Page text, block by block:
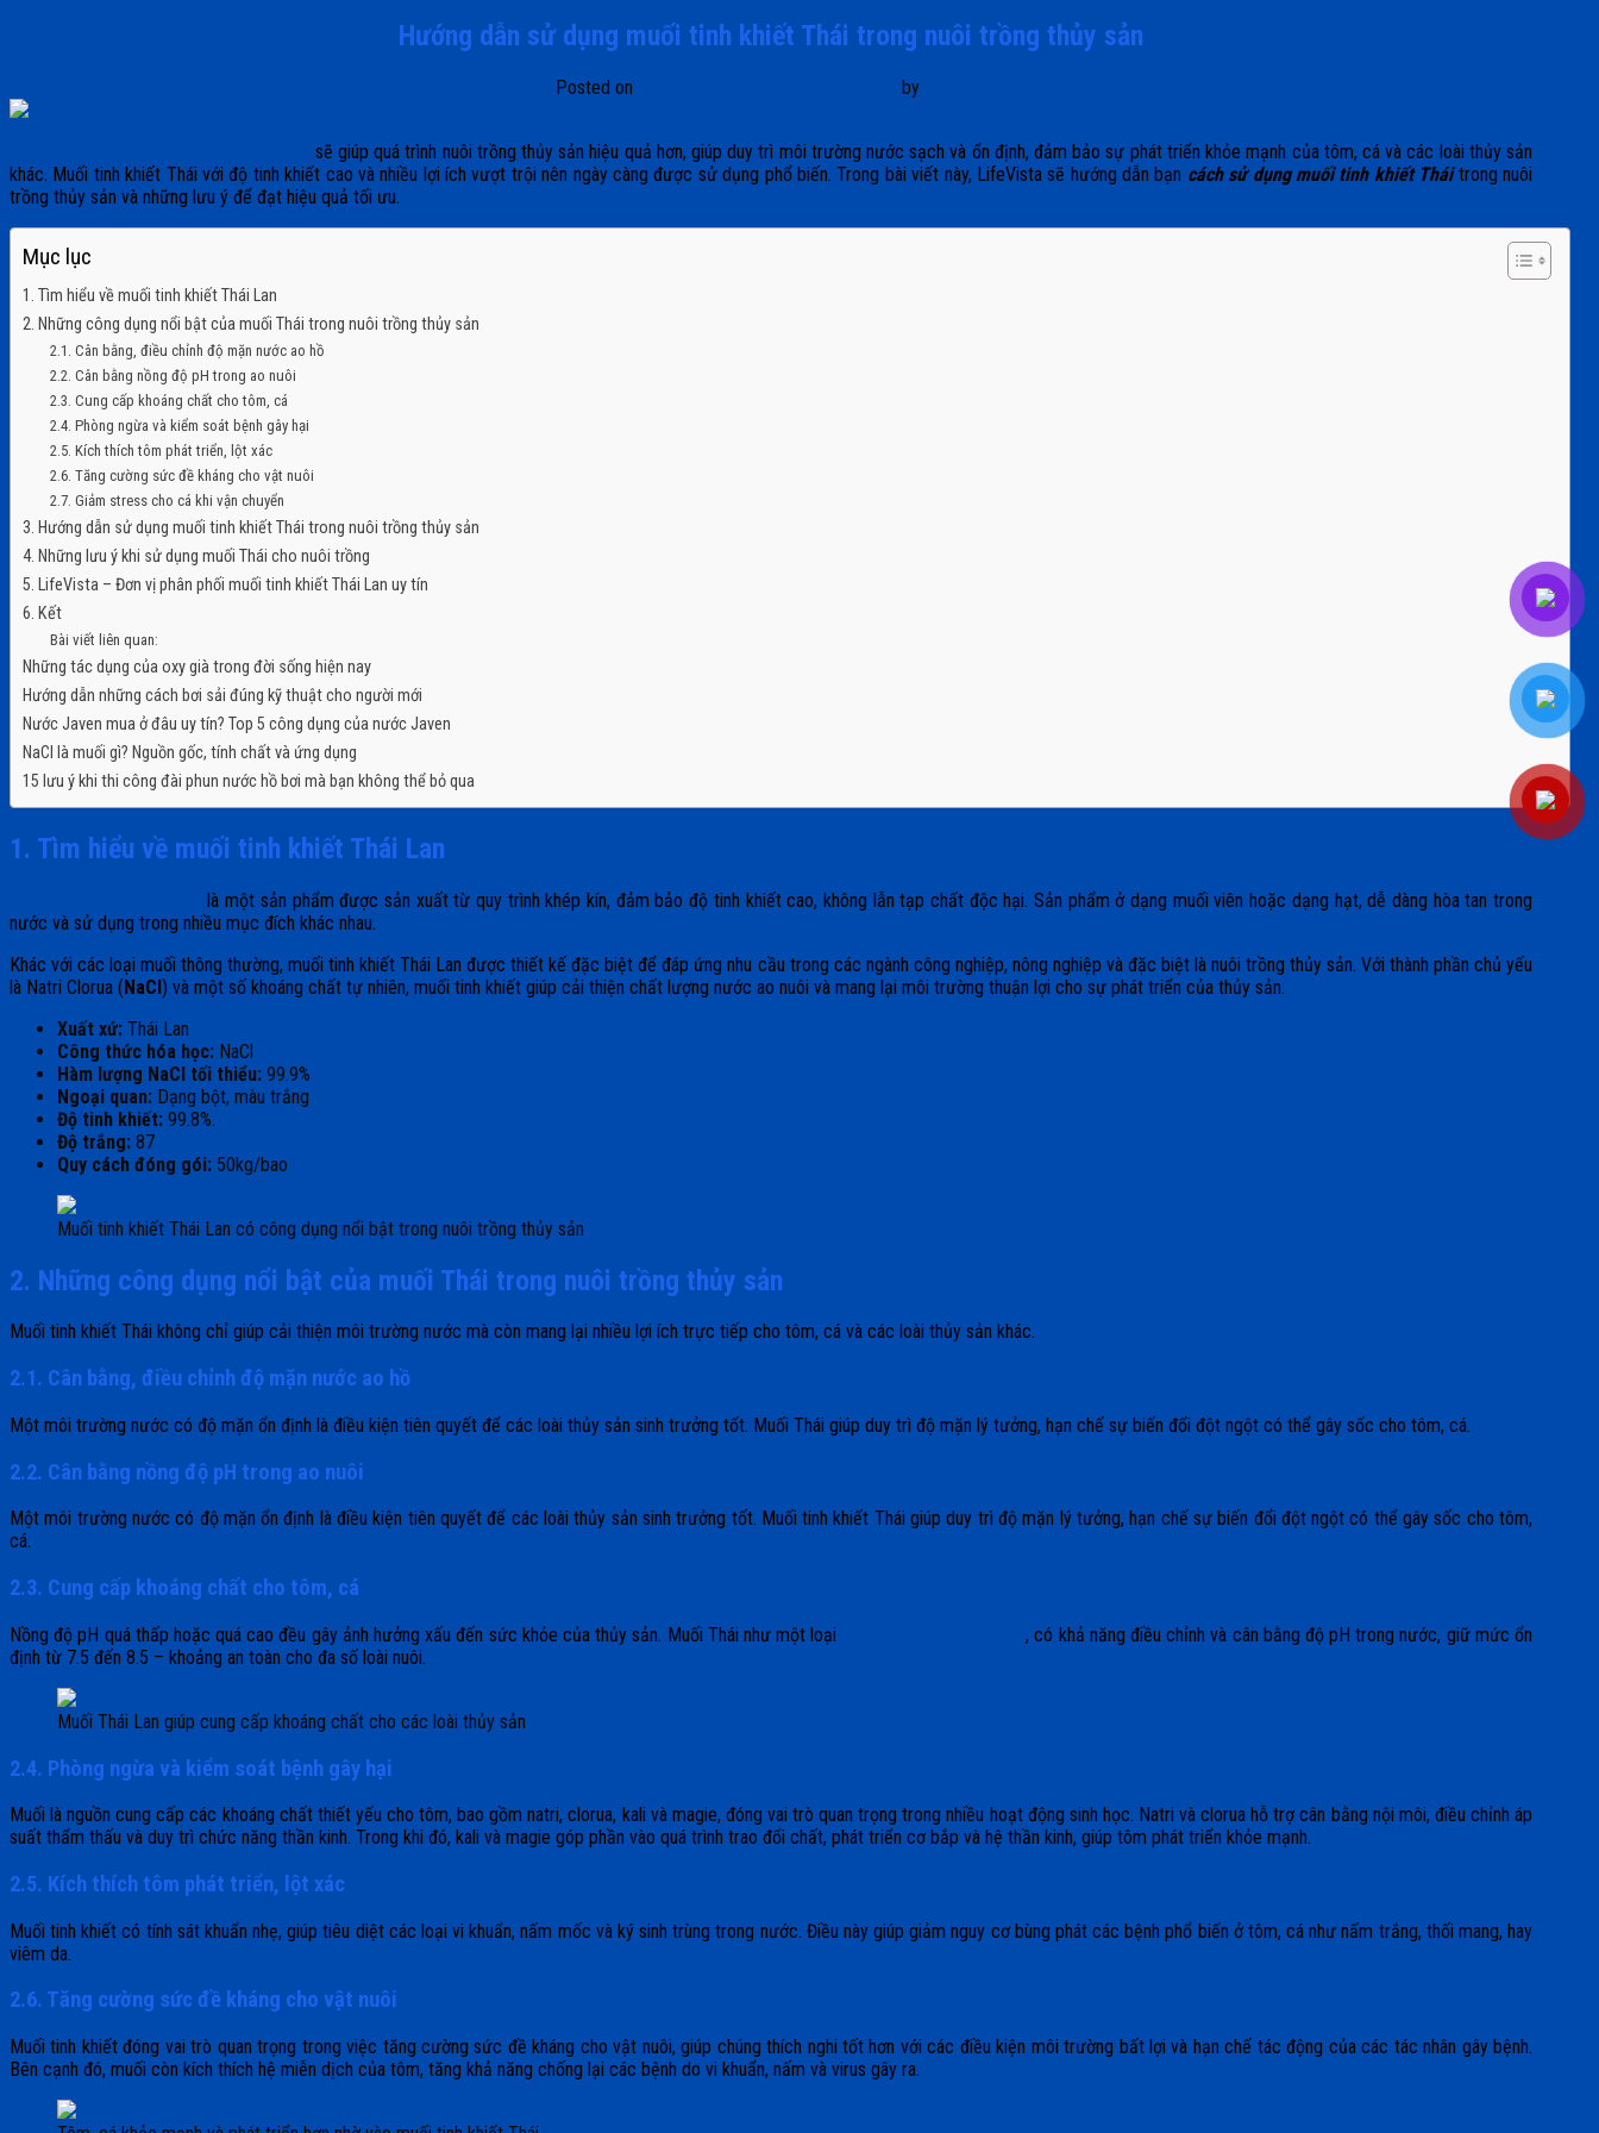
Hướng dẫn sử dụng muối tinh khiết Thái trong nuôi trồng thủy sản
Posted on by
sẽ giúp quá trình nuôi trồng thủy sản hiệu quả hơn, giúp duy trì môi trường nước sạch và ổn định, đảm bảo sự phát triển khỏe mạnh của tôm, cá và các loài thủy sản
khác. Muối tinh khiết Thái với độ tinh khiết cao và nhiều lợi ích vượt trội nên ngày càng được sử dụng phổ biến. Trong bài viết này, LifeVista sẽ hướng dẫn bạn cách sử dụng muối tinh khiết Tháitrong nuôi
trồng thủy sản và những lưu ý để đạt hiệu quả tối ưu.
Mục lục
1. Tìm hiểu về muối tinh khiết Thái Lan
2. Những công dụng nổi bật của muối Thái trong nuôi trồng thủy sản
2.1. Cân bằng, điều chỉnh độ mặn nước ao hồ
2.2. Cân bằng nồng độ pH trong ao nuôi
2.3. Cung cấp khoáng chất cho tôm, cá
2.4. Phòng ngừa và kiểm soát bệnh gây hại
2.5. Kích thích tôm phát triển, lột xác
2.6. Tăng cường sức đề kháng cho vật nuôi
2.7. Giảm stress cho cá khi vận chuyển
3. Hướng dẫn sử dụng muối tinh khiết Thái trong nuôi trồng thủy sản
4. Những lưu ý khi sử dụng muối Thái cho nuôi trồng
5. LifeVista – Đơn vị phân phối muối tinh khiết Thái Lan uy tín
6. Kết
Bài viết liên quan:
Những tác dụng của oxy già trong đời sống hiện nay
Hướng dẫn những cách bơi sải đúng kỹ thuật cho người mới
Nước Javen mua ở đâu uy tín? Top 5 công dụng của nước Javen
NaCl là muối gì? Nguồn gốc, tính chất và ứng dụng
15 lưu ý khi thi công đài phun nước hồ bơi mà bạn không thể bỏ qua
1. Tìm hiểu về muối tinh khiết Thái Lan
là một sản phẩm được sản xuất từ quy trình khép kín, đảm bảo độ tinh khiết cao, không lẫn tạp chất độc hại. Sản phẩm ở dạng muối viên hoặc dạng hạt, dễ dàng hòa tan trong
nước và sử dụng trong nhiều mục đích khác nhau.
Khác với các loại muối thông thường, muối tinh khiết Thái Lan được thiết kế đặc biệt để đáp ứng nhu cầu trong các ngành công nghiệp, nông nghiệp và đặc biệt là nuôi trồng thủy sản. Với thành phần chủ yếu
là Natri Clorua (NaCl) và một số khoáng chất tự nhiên, muối tinh khiết giúp cải thiện chất lượng nước ao nuôi và mang lại môi trường thuận lợi cho sự phát triển của thủy sản.
Xuất xứ: Thái Lan
Công thức hóa học: NaCl
Hàm lượng NaCl tối thiểu: 99.9%
Ngoại quan: Dạng bột, màu trắng
Độ tinh khiết: 99.8%.
Độ trắng: 87
Quy cách đóng gói: 50kg/bao
Muối tinh khiết Thái Lan có công dụng nổi bật trong nuôi trồng thủy sản
2. Những công dụng nổi bật của muối Thái trong nuôi trồng thủy sản
Muối tinh khiết Thái không chỉ giúp cải thiện môi trường nước mà còn mang lại nhiều lợi ích trực tiếp cho tôm, cá và các loài thủy sản khác.
2.1. Cân bằng, điều chỉnh độ mặn nước ao hồ
Một môi trường nước có độ mặn ổn định là điều kiện tiên quyết để các loài thủy sản sinh trưởng tốt. Muối Thái giúp duy trì độ mặn lý tưởng, hạn chế sự biến đổi đột ngột có thể gây sốc cho tôm, cá.
2.2. Cân bằng nồng độ pH trong ao nuôi
Một môi trường nước có độ mặn ổn định là điều kiện tiên quyết để các loài thủy sản sinh trưởng tốt. Muối tinh khiết Thái giúp duy trì độ mặn lý tưởng, hạn chế sự biến đổi đột ngột có thể gây sốc cho tôm,
cá.
2.3. Cung cấp khoáng chất cho tôm, cá
Nồng độ pH quá thấp hoặc quá cao đều gây ảnh hưởng xấu đến sức khỏe của thủy sản. Muối Thái như một loại hóa chất điều chỉnh pH, có khả năng điều chỉnh và cân bằng độ pH trong nước, giữ mức ổn
định từ 7.5 đến 8.5 – khoảng an toàn cho đa số loài nuôi.
Muối Thái Lan giúp cung cấp khoáng chất cho các loài thủy sản
2.4. Phòng ngừa và kiểm soát bệnh gây hại
Muối là nguồn cung cấp các khoáng chất thiết yếu cho tôm, bao gồm natri, clorua, kali và magie, đóng vai trò quan trọng trong nhiều hoạt động sinh học. Natri và clorua hỗ trợ cân bằng nội môi, điều chỉnh áp
suất thẩm thấu và duy trì chức năng thần kinh. Trong khi đó, kali và magie góp phần vào quá trình trao đổi chất, phát triển cơ bắp và hệ thần kinh, giúp tôm phát triển khỏe mạnh.
2.5. Kích thích tôm phát triển, lột xác
Muối tinh khiết có tính sát khuẩn nhẹ, giúp tiêu diệt các loại vi khuẩn, nấm mốc và ký sinh trùng trong nước. Điều này giúp giảm nguy cơ bùng phát các bệnh phổ biến ở tôm, cá như nấm trắng, thối mang, hay
viêm da.
2.6. Tăng cường sức đề kháng cho vật nuôi
Muối tinh khiết đóng vai trò quan trọng trong việc tăng cường sức đề kháng cho vật nuôi, giúp chúng thích nghi tốt hơn với các điều kiện môi trường bất lợi và hạn chế tác động của các tác nhân gây bệnh.
Bên cạnh đó, muối còn kích thích hệ miễn dịch của tôm, tăng khả năng chống lại các bệnh do vi khuẩn, nấm và virus gây ra.